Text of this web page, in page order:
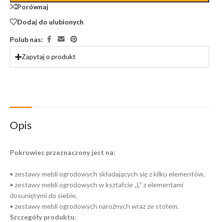
Porównaj
Dodaj do ulubionych
Polub nas:
Zapytaj o produkt
Opis
Pokrowiec przeznaczony jest na:
• zestawy mebli ogrodowych składających się z kilku elementów,
• zestawy mebli ogrodowych w kształcie „L” z elementami
dosuniętymi do siebie,
• zestawy mebli ogrodowych narożnych wraz ze stołem.
Szczegóły produktu: